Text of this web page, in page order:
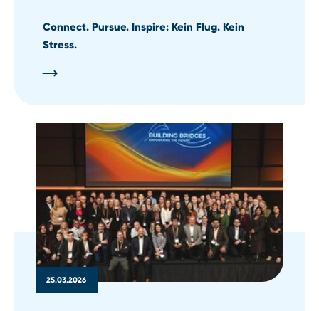
Connect. Pursue. Inspire: Kein Flug. Kein
Stress.
25.03.2026